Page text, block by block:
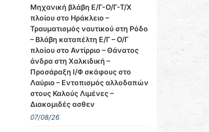
Μηχανική βλάβη Ε/Γ-Ο/Γ-Τ/Χ
πλοίου στο Ηράκλειο –
Τραυματισμός ναυτικού στη Ρόδο
– Βλάβη καταπέλτη Ε/Γ – Ο/Γ
πλοίου στο Αντίρριο – Θάνατος
άνδρα στη Χαλκιδική –
Προσάραξη Ι/Φ σκάφους στο
Λαύριο – Εντοπισμός αλλοδαπών
στους Καλούς Λιμένες –
Διακομιδές ασθεν
07/08/26